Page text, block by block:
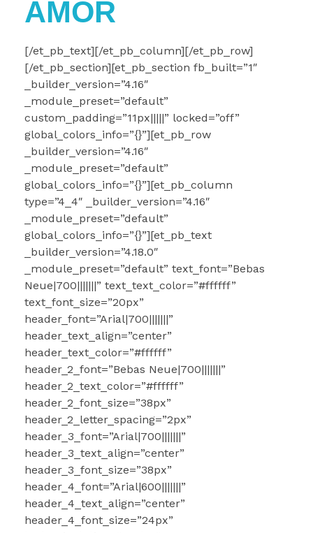
AMOR
[/et_pb_text][/et_pb_column][/et_pb_row]
[/et_pb_section][et_pb_section fb_built=”1″
_builder_version=”4.16″
_module_preset=”default”
custom_padding=”11px|||||” locked=”off”
global_colors_info=”{}”][et_pb_row
_builder_version=”4.16″
_module_preset=”default”
global_colors_info=”{}”][et_pb_column
type=”4_4″ _builder_version=”4.16″
_module_preset=”default”
global_colors_info=”{}”][et_pb_text
_builder_version=”4.18.0″
_module_preset=”default” text_font=”Bebas
Neue|700|||||||” text_text_color=”#ffffff”
text_font_size=”20px”
header_font=”Arial|700|||||||”
header_text_align=”center”
header_text_color=”#ffffff”
header_2_font=”Bebas Neue|700|||||||”
header_2_text_color=”#ffffff”
header_2_font_size=”38px”
header_2_letter_spacing=”2px”
header_3_font=”Arial|700|||||||”
header_3_text_align=”center”
header_3_font_size=”38px”
header_4_font=”Arial|600|||||||”
header_4_text_align=”center”
header_4_font_size=”24px”